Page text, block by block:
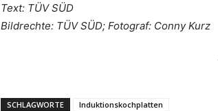
Text: TÜV SÜD
Bildrechte: TÜV SÜD; Fotograf: Conny Kurz
SCHLAGWORTE Induktionskochplatten